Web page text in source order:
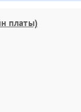
платы)